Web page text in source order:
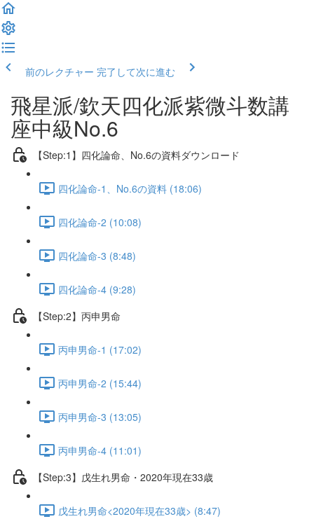
前のレクチャー 完了して次に進む
飛星派/欽天四化派紫微斗数講
座中級No.6
【Step:1】四化論命、No.6の資料ダウンロード
四化論命-1、No.6の資料 (18:06)
四化論命-2 (10:08)
四化論命-3 (8:48)
四化論命-4 (9:28)
【Step:2】丙申男命
丙申男命-1 (17:02)
丙申男命-2 (15:44)
丙申男命-3 (13:05)
丙申男命-4 (11:01)
【Step:3】戊生れ男命・2020年現在33歳
戊生れ男命<2020年現在33歳> (8:47)